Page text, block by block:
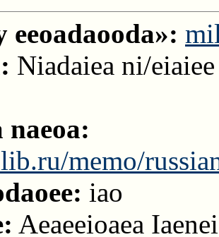
eeoadaooda»:
Niadaiea ni/
naeoa:
memo/
iao
Aeaeeioaea